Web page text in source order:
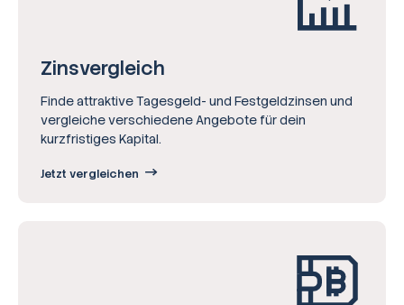
Zinsvergleich
Finde attraktive Tagesgeld- und Festgeldzinsen und
vergleiche verschiedene Angebote für dein
kurzfristiges Kapital.
Jetzt vergleichen